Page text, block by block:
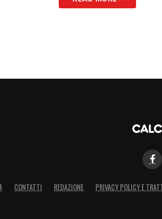
TOP NEWS
CONTATTI REDAZIONE PRIVACY POLICY E